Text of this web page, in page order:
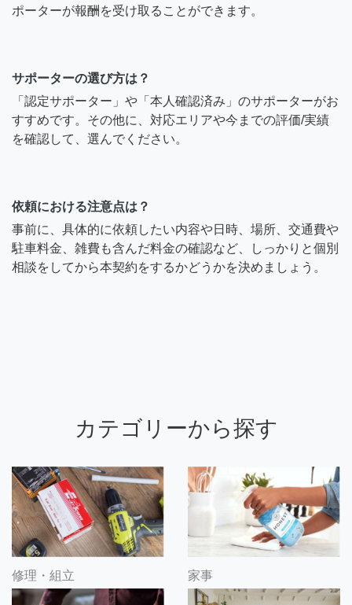
ポーターが報酬を受け取ることができます。
サポーターの選び方は？
「認定サポーター」や「本人確認済み」のサポーターがお
すすめです。その他に、対応エリアや今までの評価/実績
を確認して、選んでください。
依頼における注意点は？
事前に、具体的に依頼したい内容や日時、場所、交通費や
駐車料金、雑費も含んだ料金の確認など、しっかりと個別
相談をしてから本契約をするかどうかを決めましょう。
カテゴリーから探す
修理・組立 家事